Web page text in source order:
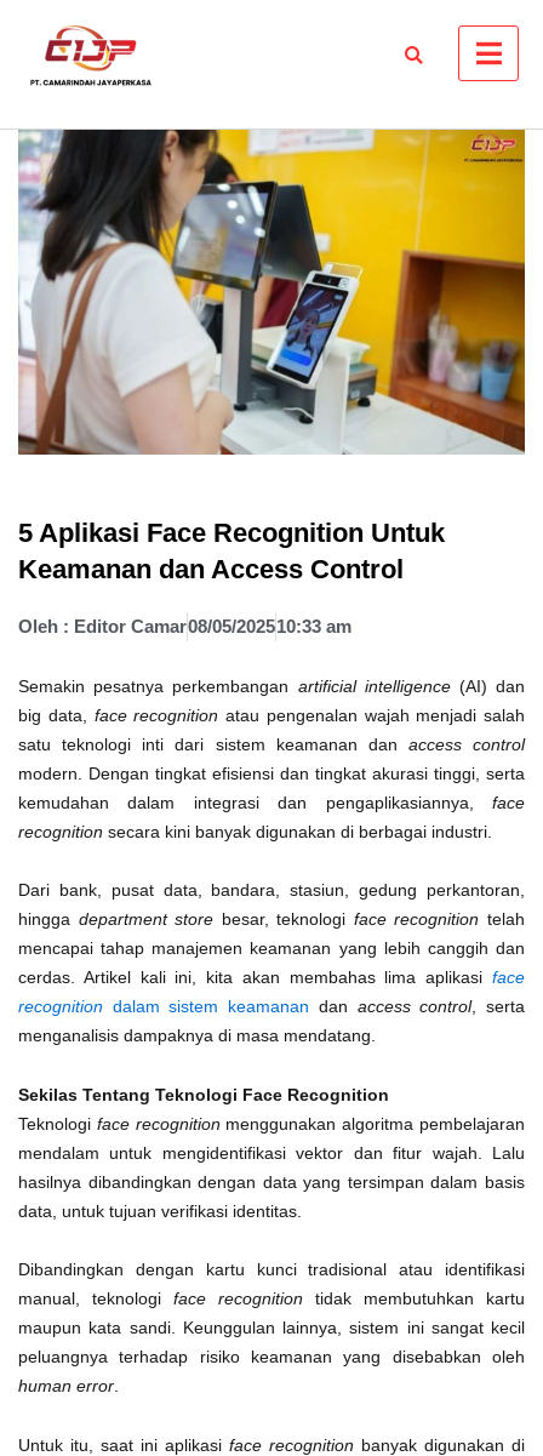
5 Aplikasi Face Recognition Untuk
Keamanan dan Access Control
Oleh : Editor Camar08/05/202510:33 am
Semakin pesatnya perkembangan artificial intelligence(AI) dan
big data, face recognition atau pengenalan wajah menjadi salah
satu teknologi inti dari sistem keamanan dan access control
modern. Dengan tingkat efisiensi dan tingkat akurasi tinggi, serta
kemudahan dalam integrasi dan pengaplikasiannya, face
recognition secara kini banyak digunakan di berbagai industri.
Dari bank, pusat data, bandara, stasiun, gedung perkantoran,
hingga department store besar, teknologi face recognition telah
mencapai tahap manajemen keamanan yang lebih canggih dan
cerdas. Artikel kali ini, kita akan membahas lima aplikasi face
recognition dalam sistem keamanan dan access control, serta
menganalisis dampaknya di masa mendatang.
Sekilas Tentang Teknologi Face Recognition
Teknologi face recognition menggunakan algoritma pembelajaran
mendalam untuk mengidentifikasi vektor dan fitur wajah. Lalu
hasilnya dibandingkan dengan data yang tersimpan dalam basis
data, untuk tujuan verifikasi identitas.
Dibandingkan dengan kartu kunci tradisional atau identifikasi
manual, teknologi face recognition tidak membutuhkan kartu
maupun kata sandi. Keunggulan lainnya, sistem ini sangat kecil
peluangnya terhadap risiko keamanan yang disebabkan oleh
human error
Untuk itu, saat ini aplikasi face recognition banyak digunakan di